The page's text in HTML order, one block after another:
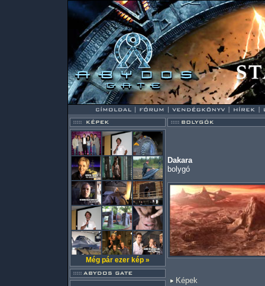
Még pár ezer kép »
Dakara
bolygó
Képek